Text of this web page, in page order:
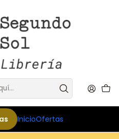
InicioOfertas